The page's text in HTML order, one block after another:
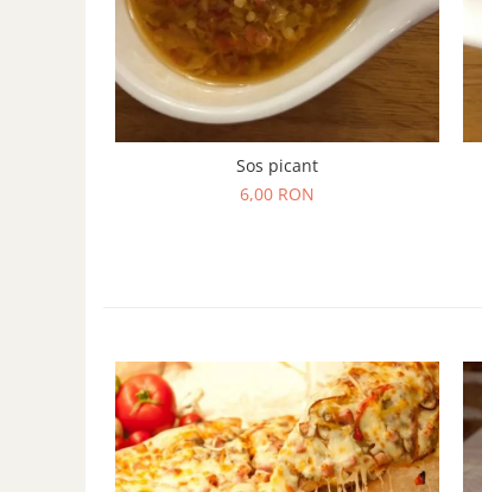
Sos picant
6,00 RON